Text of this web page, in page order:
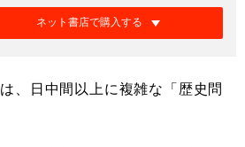
ネット書店で購入する
、日中間以上に複雑な「歴史問